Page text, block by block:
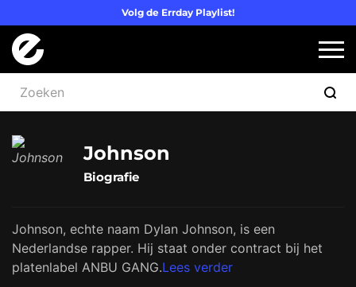
Volg de Errday Playlist!
Johnson
Biografie
Johnson, echte naam Dylan Johnson, is een
Nederlandse rapper. Hij staat onder contract bij het
platenlabel ANBU GANG.Lees verder